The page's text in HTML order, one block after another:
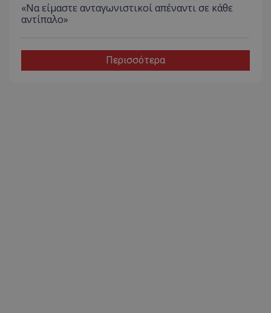
«Να είμαστε ανταγωνιστικοί απέναντι σε κάθε
αντίπαλο»
Περισσότερα